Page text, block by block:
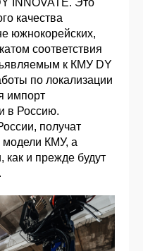
INNOVATE. Это
качества
южнокорейских,
соответствия
к КМУ DY
по локализации
импорт
в Россию.
получат
модели КМУ, а
и прежде будут